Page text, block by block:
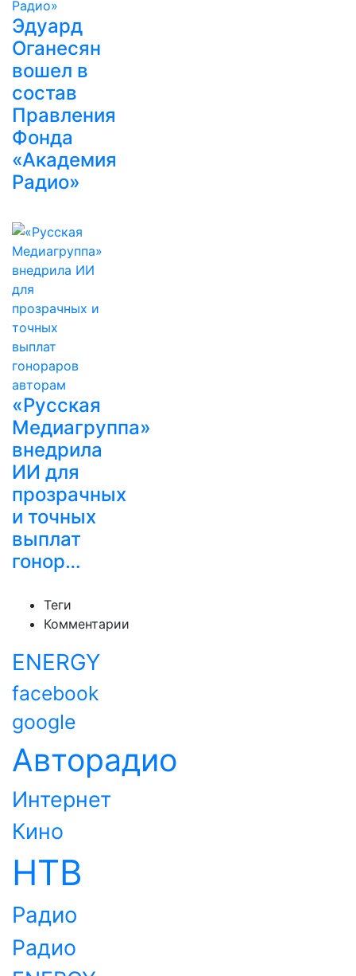
Эдуард
Оганесян
вошел в
состав
Правления
Фонда
«Академия
Радио»
«Русская
Медиагруппа»
внедрила
ИИ для
прозрачных
и точных
выплат
гонор…
Теги
Комментарии
ENERGY
facebook
google
Авторадио
Интернет
Кино
НТВ
Радио
Радио